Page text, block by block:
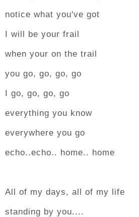
notice what you've got
I will be your frail
when your on the trail
you go, go, go, go
I go, go, go, go
everything you know
everywhere you go
echo..echo.. home.. home
All of my days, all of my life
standing by you....